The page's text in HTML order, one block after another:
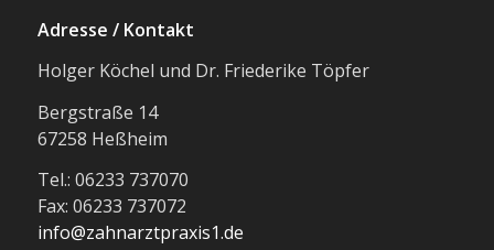
Adresse / Kontakt
Holger Köchel und Dr. Friederike Töpfer
Bergstraße 14
67258 Heßheim
Tel.: 06233 737070
Fax: 06233 737072
info@zahnarztpraxis1.de